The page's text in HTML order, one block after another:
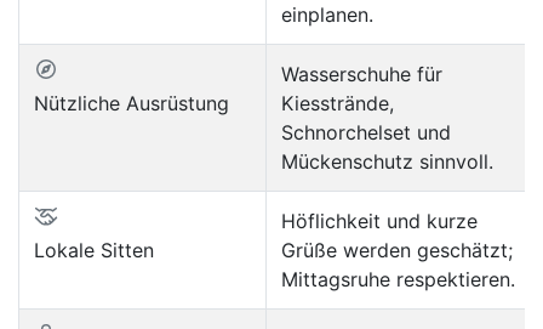
einplanen.
Nützliche Ausrüstung
Wasserschuhe für
Kiesstrände,
Schnorchelset und
Mückenschutz sinnvoll.
Lokale Sitten
Höflichkeit und kurze
Grüße werden geschätzt;
Mittagsruhe respektieren.